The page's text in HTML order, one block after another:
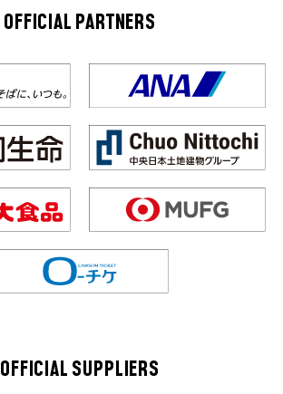
OFFICIAL PARTNERS
OFFICIAL SUPPLIERS